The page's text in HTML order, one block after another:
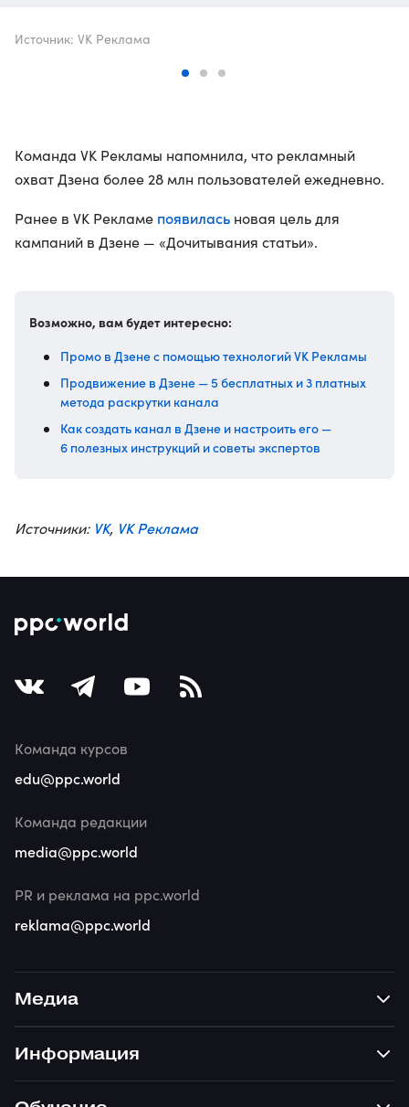
Источник: VK Реклама
Команда VK Рекламы напомнила, что рекламный
охват Дзена более 28 млн пользователей ежедневно.
Ранее в VK Рекламе появилась новая цель для
кампаний в Дзене — «Дочитывания статьи».
Возможно, вам будет интересно:
Промо в Дзене с помощью технологий VK Рекламы
Продвижение в Дзене — 5 бесплатных и 3 платных
метода раскрутки канала
Как создать канал в Дзене и настроить его —
6 полезных инструкций и советы экспертов
Источники: VK, VK Реклама
Медиа
Информация
Команда курсов
edu@ppc.world
Команда редакции
media@ppc.world
PR и реклама на ppc.world
reklama@ppc.world